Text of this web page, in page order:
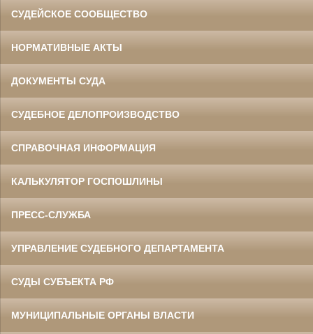
СУДЕЙСКОЕ СООБЩЕСТВО
НОРМАТИВНЫЕ АКТЫ
ДОКУМЕНТЫ СУДА
СУДЕБНОЕ ДЕЛОПРОИЗВОДСТВО
СПРАВОЧНАЯ ИНФОРМАЦИЯ
КАЛЬКУЛЯТОР ГОСПОШЛИНЫ
ПРЕСС-СЛУЖБА
УПРАВЛЕНИЕ СУДЕБНОГО ДЕПАРТАМЕНТА
СУДЫ СУБЪЕКТА РФ
МУНИЦИПАЛЬНЫЕ ОРГАНЫ ВЛАСТИ